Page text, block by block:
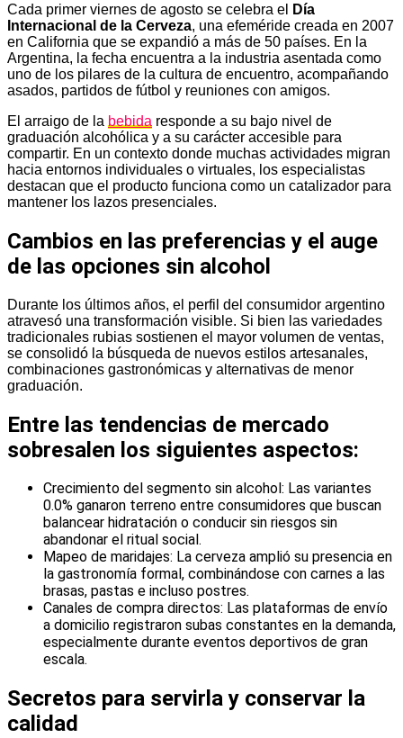
Cada primer viernes de agosto se celebra el
Día
Internacional de la Cerveza, una efeméride creada en 2007
en California que se expandió a más de 50 países. En la
Argentina, la fecha encuentra a la industria asentada como
uno de los pilares de la cultura de encuentro, acompañando
asados, partidos de fútbol y reuniones con amigos.
El arraigo de la bebida responde a su bajo nivel de
graduación alcohólica y a su carácter accesible para
compartir. En un contexto donde muchas actividades migran
hacia entornos individuales o virtuales, los especialistas
destacan que el producto funciona como un catalizador para
mantener los lazos presenciales.
Cambios en las preferencias y el auge
de las opciones sin alcohol
Durante los últimos años, el perfil del consumidor argentino
atravesó una transformación visible. Si bien las variedades
tradicionales rubias sostienen el mayor volumen de ventas,
se consolidó la búsqueda de nuevos estilos artesanales,
combinaciones gastronómicas y alternativas de menor
graduación.
Entre las tendencias de mercado
sobresalen los siguientes aspectos:
Crecimiento del segmento sin alcohol: Las variantes
0.0% ganaron terreno entre consumidores que buscan
balancear hidratación o conducir sin riesgos sin
abandonar el ritual social.
Mapeo de maridajes: La cerveza amplió su presencia en
la gastronomía formal, combinándose con carnes a las
brasas, pastas e incluso postres.
Canales de compra directos: Las plataformas de envío
a domicilio registraron subas constantes en la demanda,
especialmente durante eventos deportivos de gran
escala.
Secretos para servirla y conservar la
calidad